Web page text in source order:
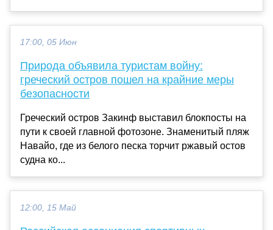
17:00, 05 Июн
Природа объявила туристам войну:
греческий остров пошел на крайние меры
безопасности
Греческий остров Закинф выставил блокпосты на
пути к своей главной фотозоне. Знаменитый пляж
Навайо, где из белого песка торчит ржавый остов
судна ко...
12:00, 15 Май